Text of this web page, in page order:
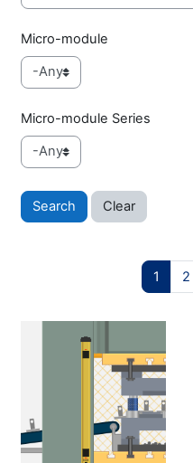
Micro-module
Micro-module Series
1 Page 1
2